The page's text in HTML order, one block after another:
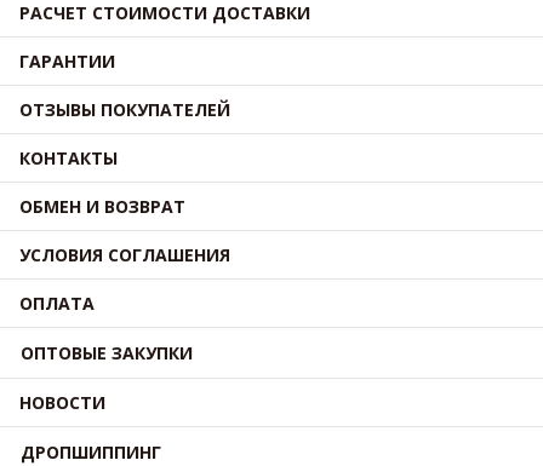
РАСЧЕТ СТОИМОСТИ ДОСТАВКИ
ГАРАНТИИ
ОТЗЫВЫ ПОКУПАТЕЛЕЙ
КОНТАКТЫ
ОБМЕН И ВОЗВРАТ
УСЛОВИЯ СОГЛАШЕНИЯ
ОПЛАТА
ОПТОВЫЕ ЗАКУПКИ
НОВОСТИ
ДРОПШИППИНГ